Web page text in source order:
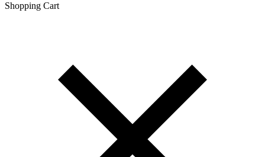
Shopping Сart